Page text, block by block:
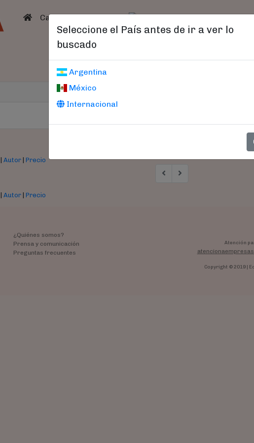
(current)
Catálogo Catálogo
Seleccione el País antes de ir a ver lo
buscado
Argentina
México
Internacional
|Autor |Precio
|Autor |Precio
¿Quiénes somos?
Prensa y comunicación
Preguntas frecuentes
Atención
Copyright © 2019 |